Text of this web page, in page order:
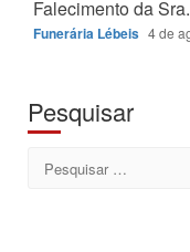
Falecimento da
Funerária Lébeis 4 de
Pesquisar
Pesquisar